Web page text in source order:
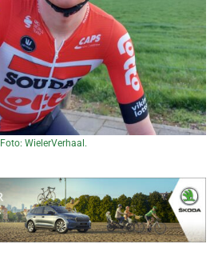
Foto: WielerVerhaal.